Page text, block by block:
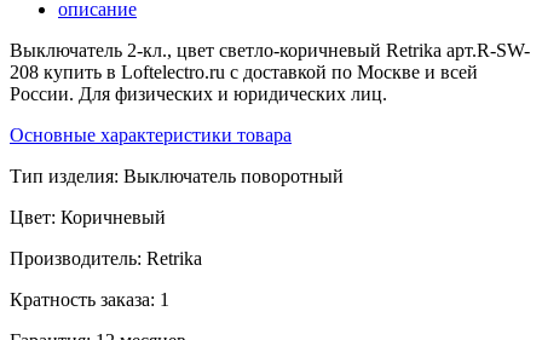
описание
Выключатель 2-кл., цвет светло-коричневый Retrika арт.R-SW-
208 купить в Loftelectro.ru c доставкой по Москве и всей
России. Для физических и юридических лиц.
Основные характеристики товара
Тип изделия: Выключатель поворотный
Цвет: Коричневый
Производитель: Retrika
Кратность заказа: 1